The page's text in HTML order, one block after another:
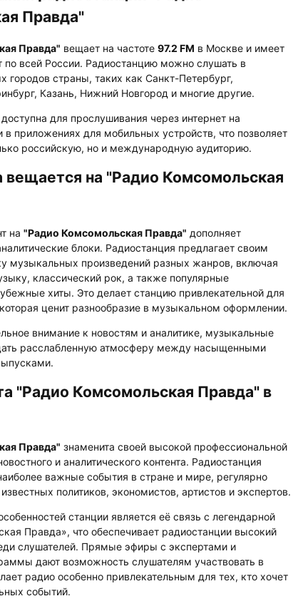
Правда"
Правда" вещает на частоте 97.2 FM в Москве и имеет
по всей России. Радиостанцию можно слушать в
городов страны, таких как Санкт-Петербург,
Казань, Нижний Новгород и многие другие.
для прослушивания через интернет на
в приложениях для мобильных устройств, что позволяет
российскую, но и международную аудиторию.
вещается на "Радио Комсомольская
на "Радио Комсомольская Правда" дополняет
блоки. Радиостанция предлагает своим
музыкальных произведений разных жанров, включая
классический рок, а также популярные
хиты. Это делает станцию привлекательной для
ценит разнообразие в музыкальном оформлении.
внимание к новостям и аналитике, музыкальные
расслабленную атмосферу между насыщенными
"Радио Комсомольская Правда" в
Правда" знаменита своей высокой профессиональной
и аналитического контента. Радиостанция
важные события в стране и мире, регулярно
политиков, экономистов, артистов и экспертов.
станции является её связь с легендарной
Правда», что обеспечивает радиостанции высокий
слушателей. Прямые эфиры с экспертами и
дают возможность слушателям участвовать в
радио особенно привлекательным для тех, кто хочет
событий.